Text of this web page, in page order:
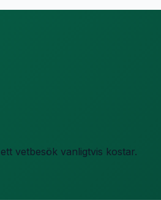
vetbesök vanligtvis kostar.